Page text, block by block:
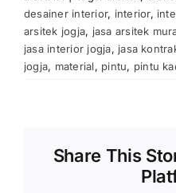
desainer interior, interior,
arsitek jogja, jasa arsitek
jasa interior jogja, jasa
jogja, material, pintu, pintu
Share This